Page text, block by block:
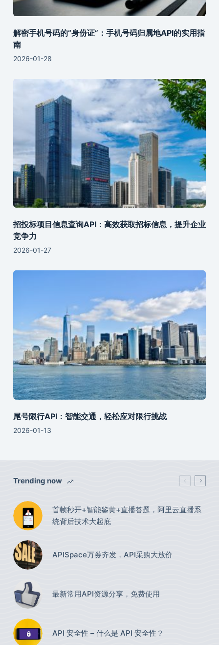
解密手机号码的“身份证”：手机号码归属地API的实用指
南
2026-01-28
招投标项目信息查询API：高效获取招标信息，提升企业
竞争力
2026-01-27
尾号限行API：智能交通，轻松应对限行挑战
2026-01-13
Trending now
首帧秒开+智能鉴黄+直播答题，阿里云直播系
统背后技术大起底
APISpace万券齐发，API采购大放价
最新常用API资源分享，免费使用​
API 安全性 – 什么是 API 安全性？